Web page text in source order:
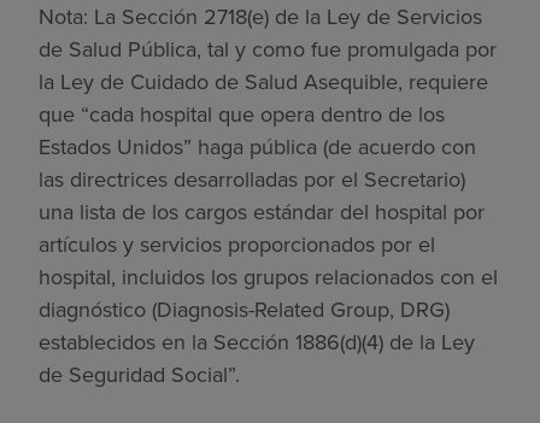
Nota: La Sección 2718(e) de la Ley de Servicios
de Salud Pública, tal y como fue promulgada por
la Ley de Cuidado de Salud Asequible, requiere
que “cada hospital que opera dentro de los
Estados Unidos” haga pública (de acuerdo con
las directrices desarrolladas por el Secretario)
una lista de los cargos estándar del hospital por
artículos y servicios proporcionados por el
hospital, incluidos los grupos relacionados con el
diagnóstico (Diagnosis-Related Group, DRG)
establecidos en la Sección 1886(d)(4) de la Ley
de Seguridad Social”.